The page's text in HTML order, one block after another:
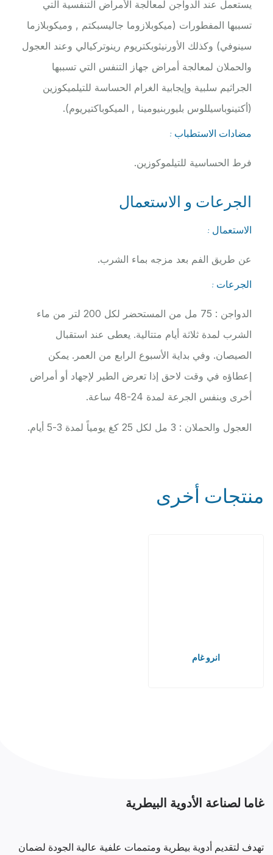
يستعمل عند الدواجن لمعالجة الأمراض التنفسية التي
تسببها المفطورات (ميكوبلازوما جاليسبكتم , وميكوبلازما
سينوفي) وكذلك الأورنيثوبكتريوم رينوتركيالي وعند العجول
والحملان لمعالجة أمراض جهاز التنفس التي تسببها
الجراثيم سلبية وإيجابية الغرام الحساسة للتيلميكوزين
(أكتينوباسيللوس بليوربنيومينا , الميكوباكتيريوم).
مضادات الاستطباب :
فرط الحساسية للتيلموكوزين.
الجرعات و الاستعمال
الاستعمال :
عن طريق الفم بعد مزجه بماء الشرب.
الجرعات :
الدواجن : 75 مل من المستحضر لكل 200 لتر من ماء
الشرب لمدة ثلاثة أيام متتالية. يعطى عند استقبال
الصيصان. وفي بداية الأسبوع الرابع من العمر. يمكن
إعطاؤه في وقت لاحق إذا تعرض الطير لإجهاد أو أمراض
أخرى وبنفس الجرعة لمدة 24-48 ساعة.
العجول والحملان : 3 مل لكل 25 كغ يومياً لمدة 3-5 أيام.
منتجات أخرى
انرو غام
غاما لصناعة الأدوية البيطرية
تهدف لتقديم أدوية بيطرية ومتممات علفية عالية الجودة لضمان